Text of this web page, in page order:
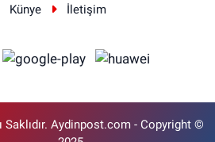
Künye
İletişim
Saklıdır. Aydinpost.com - Copyright ©